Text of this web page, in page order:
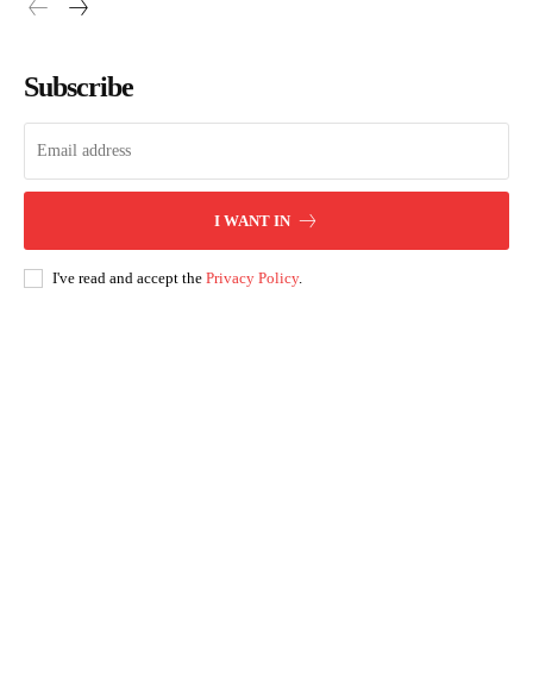
Subscribe
I WANT IN
I've read and accept the Privacy Policy.